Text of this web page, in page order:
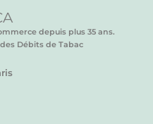
depuis plus 35 ans.
Débits de Tabac